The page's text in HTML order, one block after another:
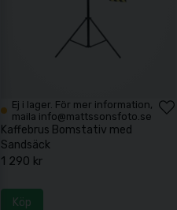
Ej i lager. För mer information,
maila info@mattssonsfoto.se
Kaffebrus Bomstativ med
Sandsäck
1 290 kr
Köp